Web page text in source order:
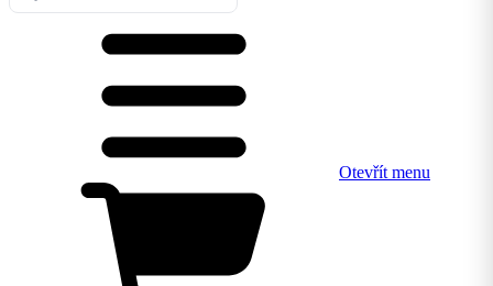
Otevřít menu